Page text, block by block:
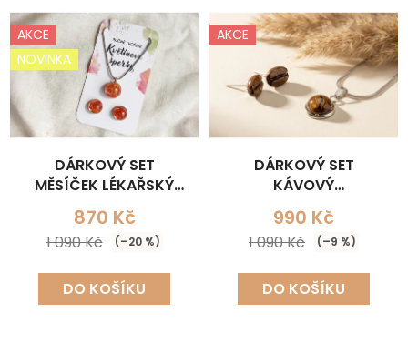
AKCE
NOVINKA
DÁRKOVÝ SET
MĚSÍČEK LÉKAŘSKÝ
MINI
(NÁHRDELNÍK+NÁUŠNICE)
870 Kč
1 090 Kč (–20 %)
DO KOŠÍKU
AKCE
DÁRKOVÝ SET
KÁVOVÝ
990 Kč
1 090 Kč (–9 %)
DO KOŠÍKU